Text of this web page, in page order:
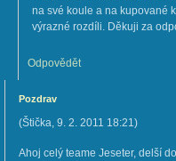
na své koule a na kupované
výrazné rozdíli. Děkuji za
Odpovědět
Pozdrav
(Štička, 9. 2. 2011 18:21)
Ahoj celý teame Jeseter, delší